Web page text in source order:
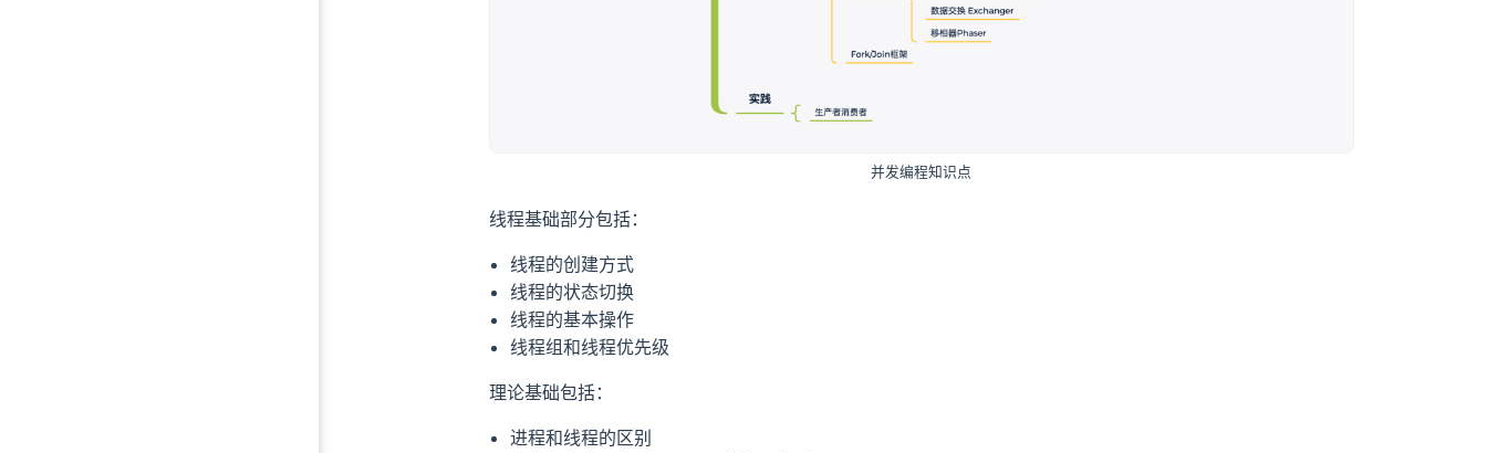
并发编程知识点
线程基础部分包括：
线程的创建方式
线程的状态切换
线程的基本操作
线程组和线程优先级
理论基础包括：
进程和线程的区别